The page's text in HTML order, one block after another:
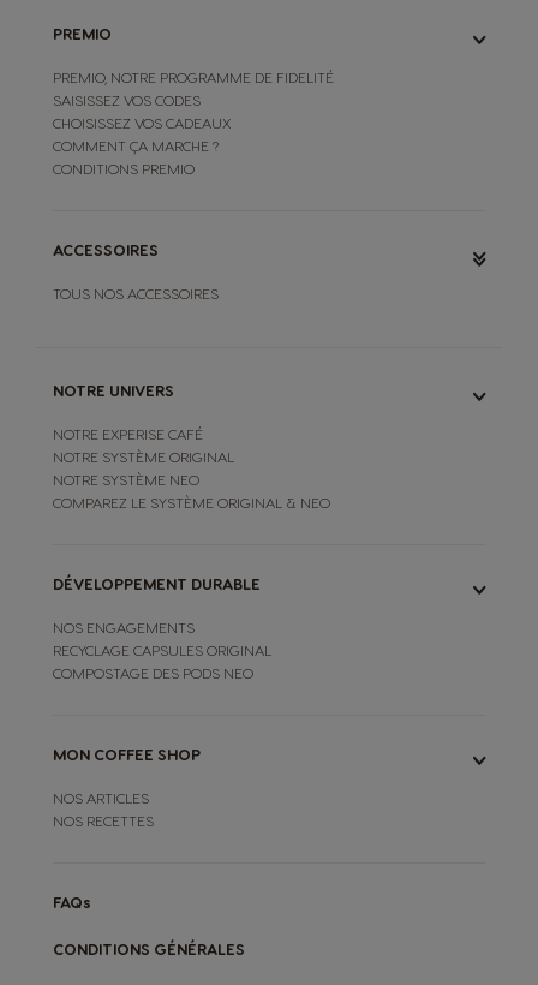
PREMIO
PREMIO, NOTRE PROGRAMME DE FIDELITÉ
SAISISSEZ VOS CODES
CHOISISSEZ VOS CADEAUX
COMMENT ÇA MARCHE ?
CONDITIONS PREMIO
ACCESSOIRES
TOUS NOS ACCESSOIRES
NOTRE UNIVERS
NOTRE EXPERISE CAFÉ
NOTRE SYSTÈME ORIGINAL
NOTRE SYSTÈME NEO
COMPAREZ LE SYSTÈME ORIGINAL & NEO
DÉVELOPPEMENT DURABLE
NOS ENGAGEMENTS
RECYCLAGE CAPSULES ORIGINAL
COMPOSTAGE DES PODS NEO
MON COFFEE SHOP
NOS ARTICLES
NOS RECETTES
FAQs
CONDITIONS GÉNÉRALES